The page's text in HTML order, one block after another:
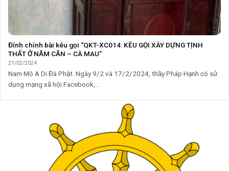
Đính chính bài kêu gọi “QKT-XC014: KÊU GỌI XÂY DỰNG TỊNH
THẤT Ở NĂM CĂN – CÀ MAU”
21/02/2024
Nam Mô A Di Đà Phật. Ngày 9/2 và 17/2/2024, thầy Pháp Hạnh có sử
dụng mạng xã hội Facebook,...